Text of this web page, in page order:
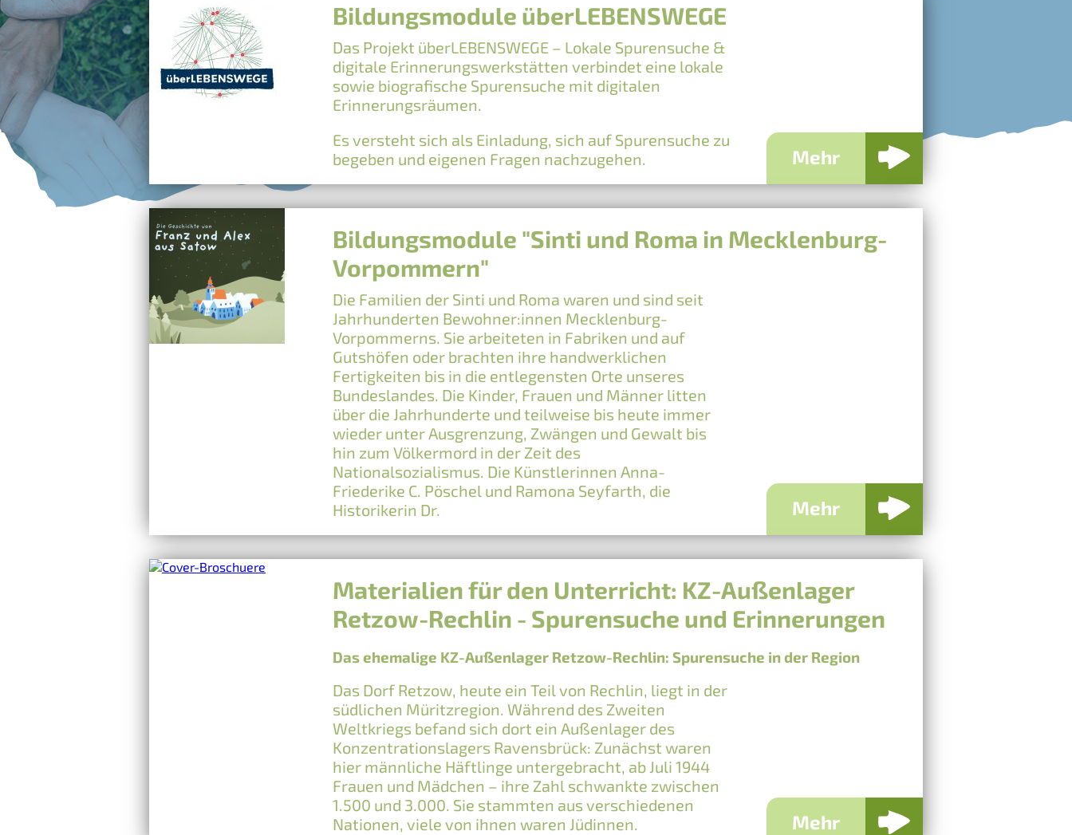
Bildungsmodule überLEBENSWEGE
Das Projekt überLEBENSWEGE – Lokale Spurensuche &
digitale Erinnerungswerkstätten verbindet eine lokale
sowie biografische Spurensuche mit digitalen
Erinnerungsräumen.
Es versteht sich als Einladung, sich auf Spurensuche zu
begeben und eigenen Fragen nachzugehen.
Mehr
Bildungsmodule "Sinti und Roma in Mecklenburg-
Vorpommern"
Die Familien der Sinti und Roma waren und sind seit
Jahrhunderten Bewohner:innen Mecklenburg-
Vorpommerns. Sie arbeiteten in Fabriken und auf
Gutshöfen oder brachten ihre handwerklichen
Fertigkeiten bis in die entlegensten Orte unseres
Bundeslandes. Die Kinder, Frauen und Männer litten
über die Jahrhunderte und teilweise bis heute immer
wieder unter Ausgrenzung, Zwängen und Gewalt bis
hin zum Völkermord in der Zeit des
Nationalsozialismus. Die Künstlerinnen Anna-
Friederike C. Pöschel und Ramona Seyfarth, die
Historikerin Dr.
Mehr
Materialien für den Unterricht: KZ-Außenlager
Retzow-Rechlin - Spurensuche und Erinnerungen
Das ehemalige KZ-Außenlager Retzow-Rechlin: Spurensuche in der Region
Das Dorf Retzow, heute ein Teil von Rechlin, liegt in der
südlichen Müritzregion. Während des Zweiten
Weltkriegs befand sich dort ein Außenlager des
Konzentrationslagers Ravensbrück: Zunächst waren
hier männliche Häftlinge untergebracht, ab Juli 1944
Frauen und Mädchen – ihre Zahl schwankte zwischen
1.500 und 3.000. Sie stammten aus verschiedenen
Nationen, viele von ihnen waren Jüdinnen.
Mehr